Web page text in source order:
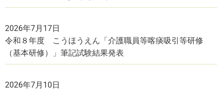
2026年7月17日
令和８年度 こうほうえん「介護職員等喀痰吸引等研修
（基本研修）」筆記試験結果発表
2026年7月10日